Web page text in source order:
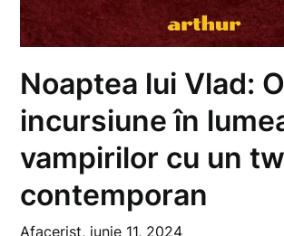
Noaptea lui Vlad: O
incursiune în
vampirilor cu un
contemporan
Afacerist, iunie 11, 2024